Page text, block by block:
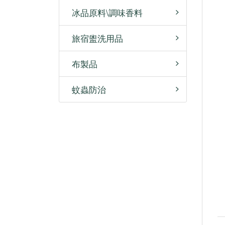
冰品原料\調味香料
旅宿盥洗用品
布製品
蚊蟲防治